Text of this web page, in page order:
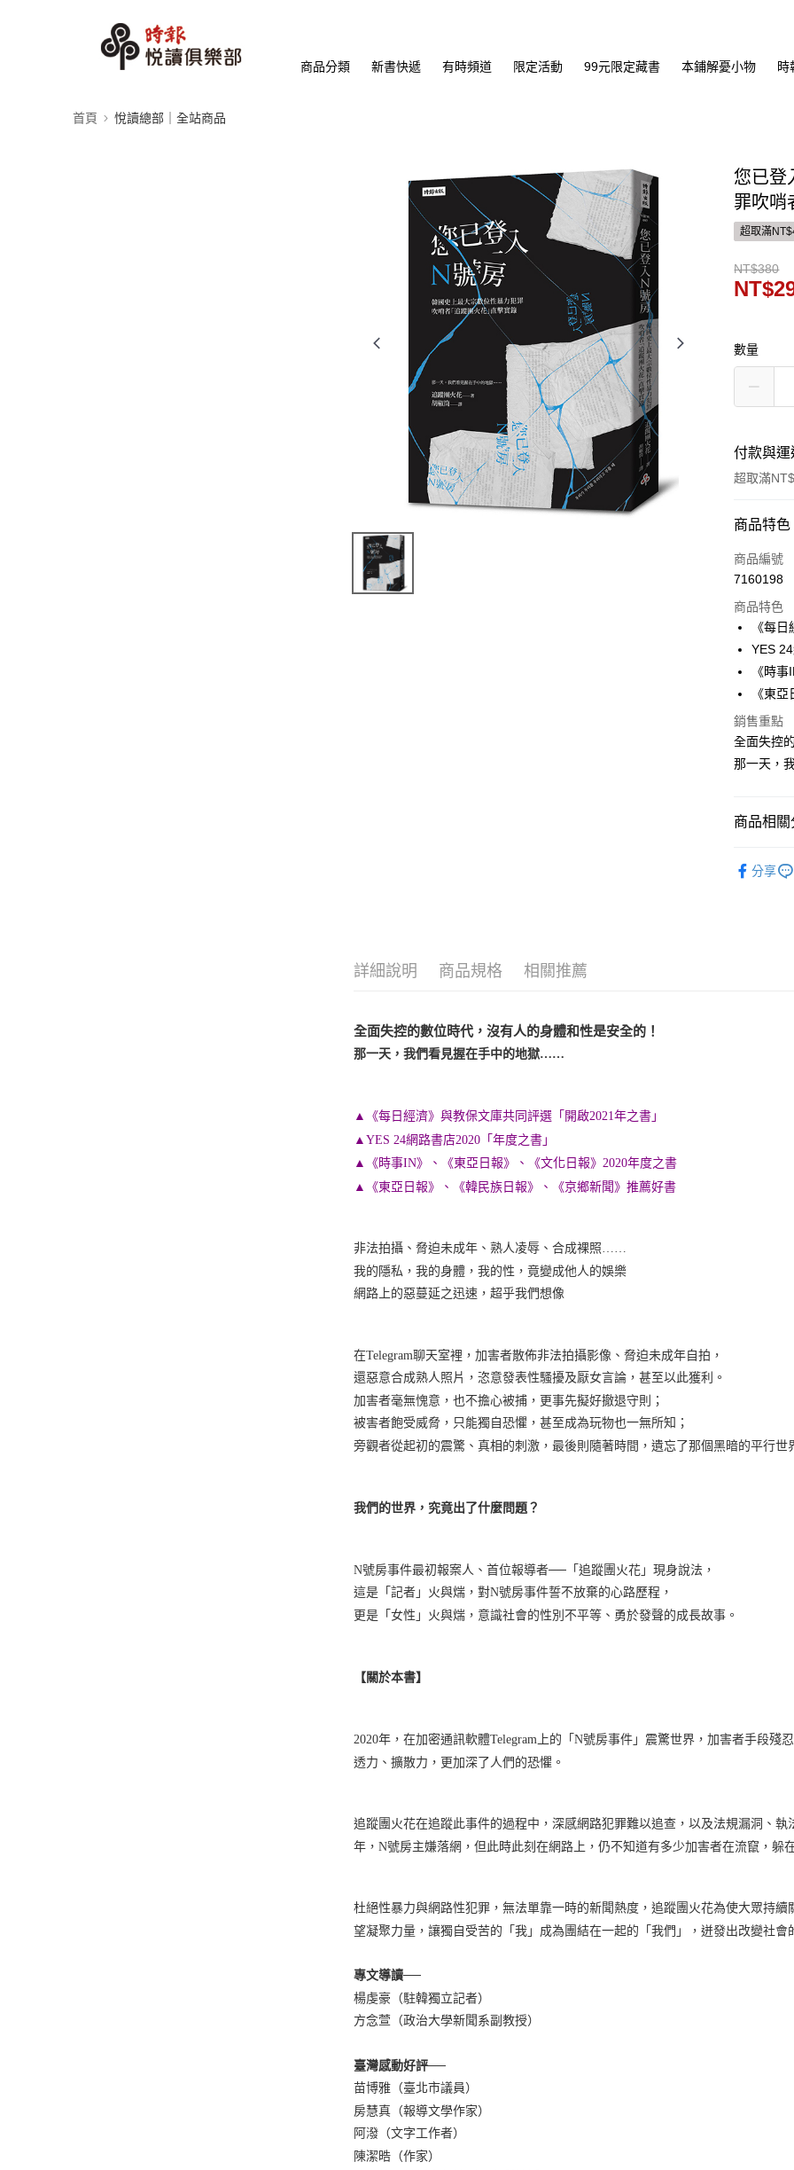
商品分類 新書快遞 有時頻道 限定活動 99元限定藏書 本鋪解憂小物 時
首頁 悅讀總部｜全站商品
您已登
罪吹哨
超取滿
NT$380
數量
付款與
超取滿
付款方式
信用卡一
運送方式
付款後全
每筆
付款後7-
每筆
每筆
商品特色
商品編號
7160198
商品特色
《每
YES
《時
《東
銷售重點
全面失控
那一天，
商品相關
分享
詳細說明 商品規格 相關推薦
全面失控的數位時代，沒有人的身體和性是安全的！
那一天，我們看見握在手中的地獄……
▲《每日經濟》與教保文庫共同評選「開啟2021年之書」
▲YES 24網路書店2020「年度之書」
▲《時事IN》、《東亞日報》、《文化日報》2020年度之書
▲《東亞日報》、《韓民族日報》、《京鄉新聞》推薦好書
非法拍攝、脅迫未成年、熟人凌辱、合成裸照……
我的隱私，我的身體，我的性，竟變成他人的娛樂
網路上的惡蔓延之迅速，超乎我們想像
在Telegram聊天室裡，加害者散佈非法拍攝影像、脅迫未成年自拍，
還惡意合成熟人照片，恣意發表性騷擾及厭女言論，甚至以此獲利。
加害者毫無愧意，也不擔心被捕，更事先擬好撤退守則；
被害者飽受威脅，只能獨自恐懼，甚至成為玩物也一無所知；
旁觀者從起初的震驚、真相的刺激，最後則隨著時間，遺忘了那個黑暗的平行
我們的世界，究竟出了什麼問題？
N號房事件最初報案人、首位報導者──「追蹤團火花」現身說法，
這是「記者」火與煓，對N號房事件誓不放棄的心路歷程，
更是「女性」火與煓，意識社會的性別不平等、勇於發聲的成長故事。
【關於本書】
2020年，在加密通訊軟體Telegram上的「N號房事件」震驚世界，加害者手段
透力、擴散力，更加深了人們的恐懼。
追蹤團火花在追蹤此事件的過程中，深感網路犯罪難以追查，以及法規漏洞、
年，N號房主嫌落網，但此時此刻在網路上，仍不知道有多少加害者在流竄，躲
杜絕性暴力與網路性犯罪，無法單靠一時的新聞熱度，追蹤團火花為使大眾持
望凝聚力量，讓獨自受苦的「我」成為團結在一起的「我們」，迸發出改變社會
專文導讀──
楊虔豪（駐韓獨立記者）
方念萱（政治大學新聞系副教授）
臺灣感動好評──
苗博雅（臺北市議員）
房慧真（報導文學作家）
阿潑（文字工作者）
陳潔晧（作家）